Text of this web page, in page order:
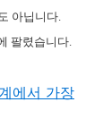
아닙니다.
팔렸습니다.
에서 가장